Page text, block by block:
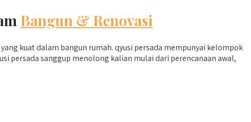
Bangun & Renovasi
kuat dalam bangun rumah. qyusi persada mempunyai kelompok
persada sanggup menolong kalian mulai dari perencanaan awal,